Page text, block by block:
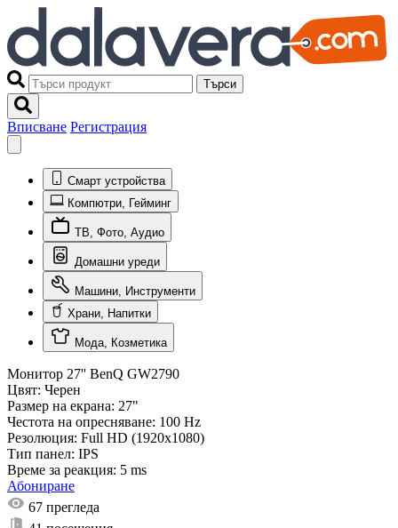
Търси
Вписване Регистрация
Смарт устройства
Компютри, Гейминг
ТВ, Фото, Аудио
Домашни уреди
Машини, Инструменти
Храни, Напитки
Мода, Козметика
Монитор 27'' BenQ GW2790
Цвят: Черен
Размер на екрана: 27"
Честота на опресняване: 100 Hz
Резолюция: Full HD (1920x1080)
Тип панел: IPS
Време за реакция: 5 ms
Абониране
67 прегледа